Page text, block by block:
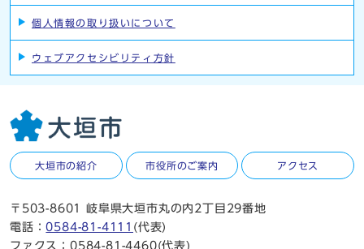
個人情報の取り扱いについて
ウェブアクセシビリティ方針
大垣市の紹介 市役所のご案内 アクセス
〒503-8601 岐阜県大垣市丸の内2丁目29番地
電話：0584-81-4111 (代表)
ファクス：0584-81-4460(代表)